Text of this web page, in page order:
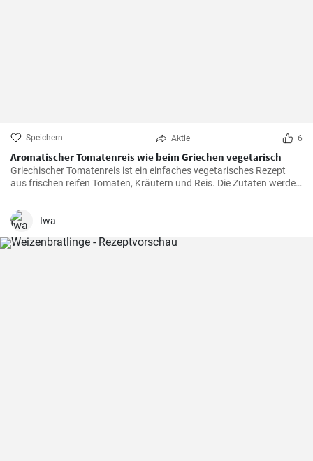
Speichern Aktie 6
Aromatischer Tomatenreis wie beim Griechen vegetarisch
Griechischer Tomatenreis ist ein einfaches vegetarisches Rezept
aus frischen reifen Tomaten, Kräutern und Reis. Die Zutaten werden
zusammen gekocht und als vegetarische Hauptspeise zu Brot oder
Fetakäse genossen. Schnell und einfach zubereitet.
Iwa